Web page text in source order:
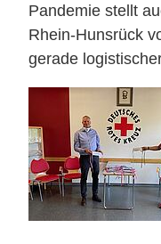
Pandemie stellt
Rhein-Hunsrück
gerade